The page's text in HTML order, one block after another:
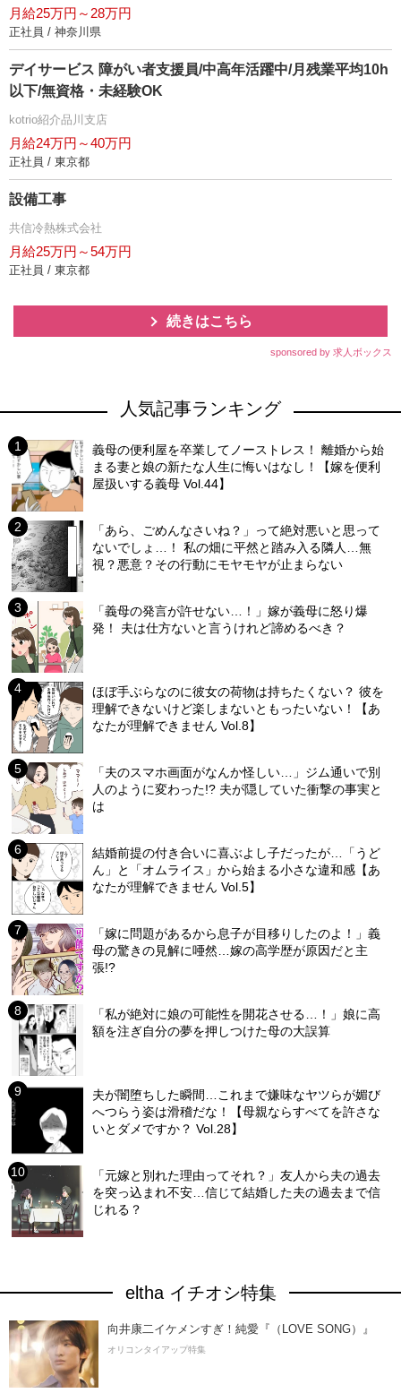
月給25万円～28万円
正社員 / 神奈川県
デイサービス 障がい者支援員/中高年活躍中/月残業平均10h
以下/無資格・未経験OK
kotrio紹介品川支店
月給24万円～40万円
正社員 / 東京都
設備工事
共信冷熱株式会社
月給25万円～54万円
正社員 / 東京都
続きはこちら
sponsored by 求人ボックス
人気記事ランキング
義母の便利屋を卒業してノーストレス！ 離婚から始
まる妻と娘の新たな人生に悔いはなし！【嫁を便利
屋扱いする義母 Vol.44】
「あら、ごめんなさいね？」って絶対悪いと思って
ないでしょ…！ 私の畑に平然と踏み入る隣人…無
視？悪意？その行動にモヤモヤが止まらない
「義母の発言が許せない…！」嫁が義母に怒り爆
発！ 夫は仕方ないと言うけれど諦めるべき？
ほぼ手ぶらなのに彼女の荷物は持ちたくない？ 彼を
理解できないけど楽しまないともったいない！【あ
なたが理解できません Vol.8】
「夫のスマホ画面がなんか怪しい…」ジム通いで別
人のように変わった!? 夫が隠していた衝撃の事実と
は
結婚前提の付き合いに喜ぶよし子だったが…「うど
ん」と「オムライス」から始まる小さな違和感【あ
なたが理解できません Vol.5】
「嫁に問題があるから息子が目移りしたのよ！」義
母の驚きの見解に唖然…嫁の高学歴が原因だと主
張!?
「私が絶対に娘の可能性を開花させる…！」娘に高
額を注ぎ自分の夢を押しつけた母の大誤算
夫が闇堕ちした瞬間…これまで嫌味なヤツらが媚び
へつらう姿は滑稽だな！【母親ならすべてを許さな
いとダメですか？ Vol.28】
「元嫁と別れた理由ってそれ？」友人から夫の過去
を突っ込まれ不安…信じて結婚した夫の過去まで信
じれる？
eltha イチオシ特集
向井康二イケメンすぎ！純愛『（LOVE SONG）』
オリコンタイアップ特集